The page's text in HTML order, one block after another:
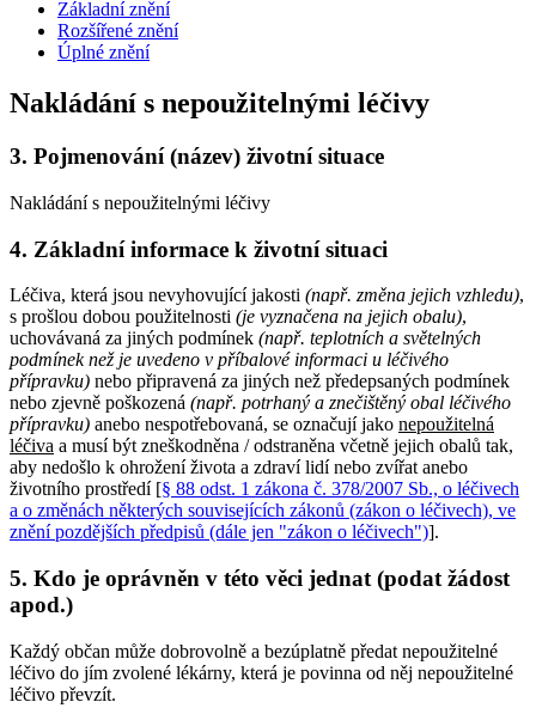
Základní znění
Rozšířené znění
Úplné znění
Nakládání s nepoužitelnými léčivy
3. Pojmenování (název) životní situace
Nakládání s nepoužitelnými léčivy
4. Základní informace k životní situaci
Léčiva, která jsou nevyhovující jakosti (např. změna jejich vzhledu),
s prošlou dobou použitelnosti (je vyznačena na jejich obalu),
uchovávaná za jiných podmínek (např. teplotních a světelných
podmínek než je uvedeno v příbalové informaci u léčivého
přípravku) nebo připravená za jiných než předepsaných podmínek
nebo zjevně poškozená (např. potrhaný a znečištěný obal léčivého
přípravku) anebo nespotřebovaná, se označují jako nepoužitelná
léčiva a musí být zneškodněna / odstraněna včetně jejich obalů tak,
aby nedošlo k ohrožení života a zdraví lidí nebo zvířat anebo
životního prostředí [§ 88 odst. 1 zákona č. 378/2007 Sb., o léčivech
a o změnách některých souvisejících zákonů (zákon o léčivech), ve
znění pozdějších předpisů (dále jen "zákon o léčivech")].
5. Kdo je oprávněn v této věci jednat (podat žádost
apod.)
Každý občan může dobrovolně a bezúplatně předat nepoužitelné
léčivo do jím zvolené lékárny, která je povinna od něj nepoužitelné
léčivo převzít.